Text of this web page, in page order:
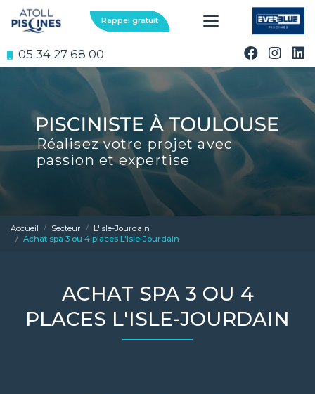
au
contenu
05 34 27 68 00
Rappel gratuit
Réalisez votre projet avec
passion et expertise
Accueil Secteur
L'Isle-Jourdain
Achat spa 3 ou 4 places L'Isle-Jourdain
ACHAT SPA 3 OU 4
PLACES L'ISLE-JOURDAIN